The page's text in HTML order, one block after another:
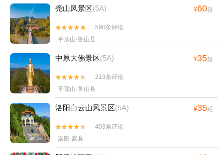
尧山风景区(5A) ¥60起


590条评论
平顶山·鲁山县
中原大佛景区(5A) ¥35起


213条评论
平顶山·鲁山县
洛阳白云山风景区(5A) ¥35起


403条评论
洛阳·嵩县